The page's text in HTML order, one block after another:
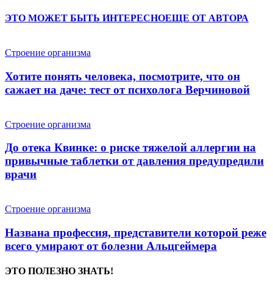
ЭТО МОЖЕТ БЫТЬ ИНТЕРЕСНОЕЩЕ ОТ АВТОРА
Строение организма
Хотите понять человека, посмотрите, что он
сажает на даче: тест от психолога Верчиновой
Строение организма
До отека Квинке: о риске тяжелой аллергии на
привычные таблетки от давления предупредили
врачи
Строение организма
Названа профессия, представители которой реже
всего умирают от болезни Альцгеймера
ЭТО ПОЛЕЗНО ЗНАТЬ!